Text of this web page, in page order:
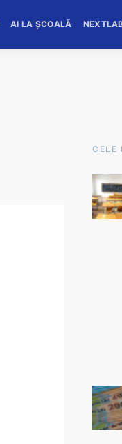
AI LA ȘCOALĂ
CELE